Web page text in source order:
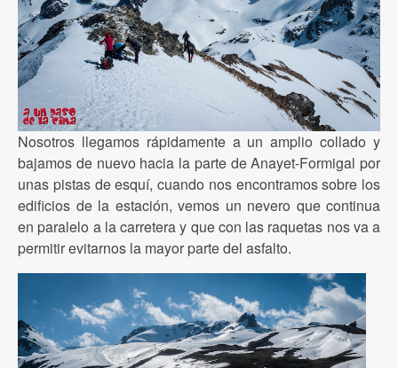
Nosotros llegamos rápidamente a un amplio collado y
bajamos de nuevo hacia la parte de Anayet-Formigal por
unas pistas de esquí, cuando nos encontramos sobre los
edificios de la estación, vemos un nevero que continua
en paralelo a la carretera y que con las raquetas nos va a
permitir evitarnos la mayor parte del asfalto.